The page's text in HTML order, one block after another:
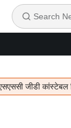
जीडी